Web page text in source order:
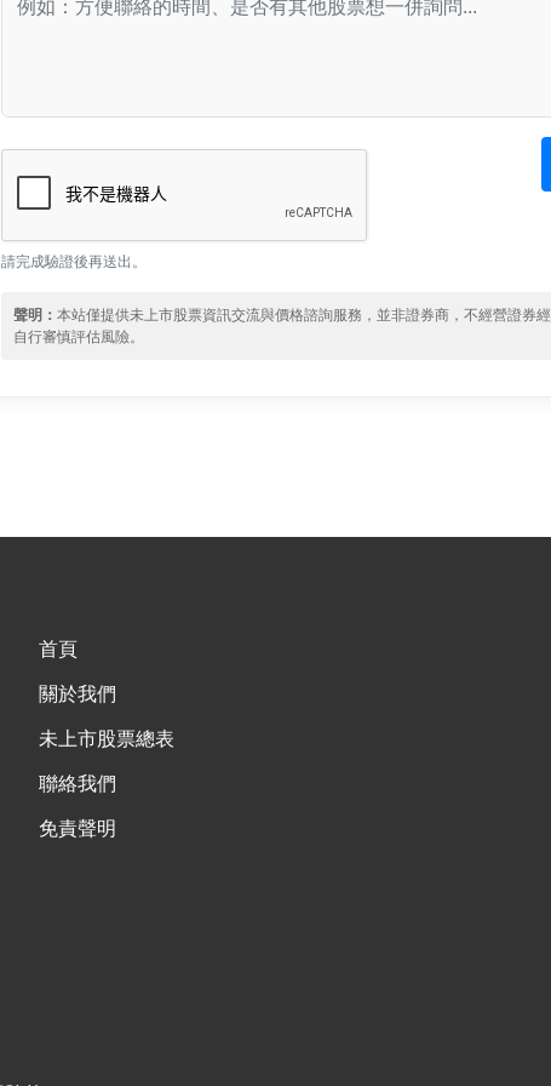
請完成驗證後再送出。
聲明：本站僅提供未上市股票資訊交流與價格諮詢服務，並非證券商，不經營證券
自行審慎評估風險。
首頁
關於我們
未上市股票總表
聯絡我們
免責聲明